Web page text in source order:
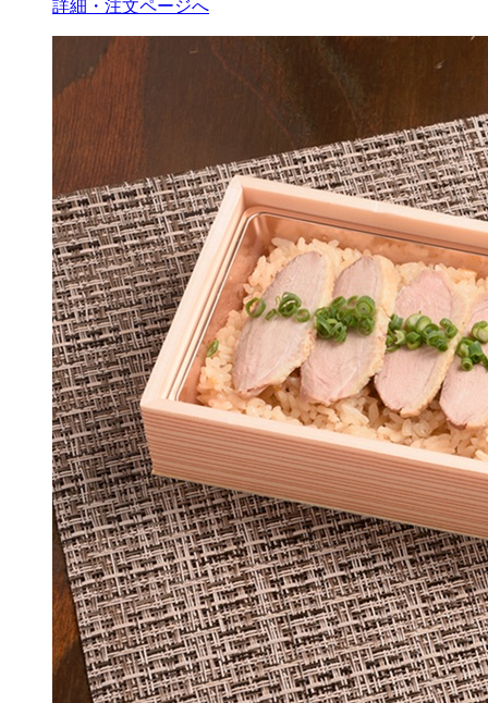
詳細・注文ページへ